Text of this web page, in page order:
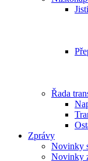
Řada
Zprávy
Novinky
Novinky